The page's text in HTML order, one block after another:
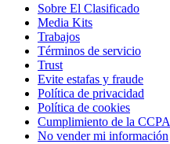
Sobre El Clasificado
Media Kits
Trabajos
Términos de servicio
Trust
Evite estafas y fraude
Política de privacidad
Política de cookies
Cumplimiento de la CCPA
No vender mi información